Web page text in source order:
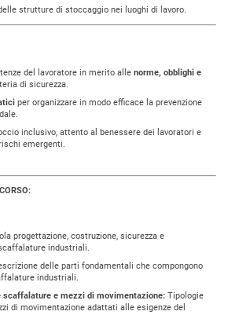
strutture di stoccaggio nei luoghi di lavoro.
del lavoratore in merito alle norme, obblighi e
di sicurezza.
per organizzare in modo efficace la prevenzione
inclusivo, attento al benessere dei lavoratori e
emergenti.
progettazione, costruzione, sicurezza e
industriali.
delle parti fondamentali che compongono
industriali.
scaffalature e mezzi di movimentazione: Tipologie
di movimentazione adattati alle esigenze del